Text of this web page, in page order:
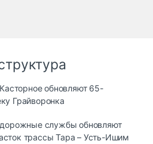
обновляют 65-
Грайворонка
службы обновляют
трассы Тара – Усть-Ишим